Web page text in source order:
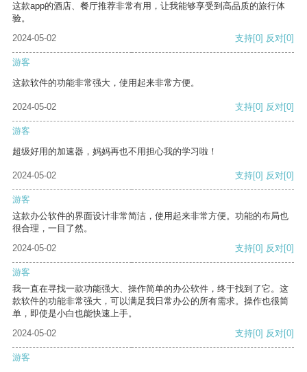
这款app的酒店、餐厅推荐非常有用，让我能够享受到高品质的旅行体
验。
2024-05-02
支持[0] 反对[0]
游客
这款软件的功能非常强大，使用起来非常方便。
2024-05-02 支持[0] 反对[0]
游客
超级好用的加速器，妈妈再也不用担心我的学习啦！
2024-05-02 支持[0] 反对[0]
游客
这款办公软件的界面设计非常简洁，使用起来非常方便。功能的布局也
很合理，一目了然。
2024-05-02
支持[0] 反对[0]
游客
我一直在寻找一款功能强大、操作简单的办公软件，终于找到了它。这
款软件的功能非常强大，可以满足我日常办公的所有需求。操作也很简
单，即使是小白也能快速上手。
2024-05-02
支持[0] 反对[0]
游客